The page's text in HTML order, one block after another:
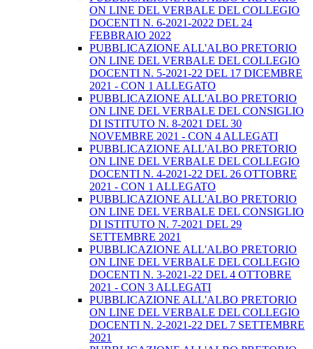
ON LINE DEL VERBALE DEL COLLEGIO
DOCENTI N. 6-2021-2022 DEL 24
FEBBRAIO 2022
PUBBLICAZIONE ALL'ALBO PRETORIO
ON LINE DEL VERBALE DEL COLLEGIO
DOCENTI N. 5-2021-22 DEL 17 DICEMBRE
2021 - CON 1 ALLEGATO
PUBBLICAZIONE ALL'ALBO PRETORIO
ON LINE DEL VERBALE DEL CONSIGLIO
DI ISTITUTO N. 8-2021 DEL 30
NOVEMBRE 2021 - CON 4 ALLEGATI
PUBBLICAZIONE ALL'ALBO PRETORIO
ON LINE DEL VERBALE DEL COLLEGIO
DOCENTI N. 4-2021-22 DEL 26 OTTOBRE
2021 - CON 1 ALLEGATO
PUBBLICAZIONE ALL'ALBO PRETORIO
ON LINE DEL VERBALE DEL CONSIGLIO
DI ISTITUTO N. 7-2021 DEL 29
SETTEMBRE 2021
PUBBLICAZIONE ALL'ALBO PRETORIO
ON LINE DEL VERBALE DEL COLLEGIO
DOCENTI N. 3-2021-22 DEL 4 OTTOBRE
2021 - CON 3 ALLEGATI
PUBBLICAZIONE ALL'ALBO PRETORIO
ON LINE DEL VERBALE DEL COLLEGIO
DOCENTI N. 2-2021-22 DEL 7 SETTEMBRE
2021